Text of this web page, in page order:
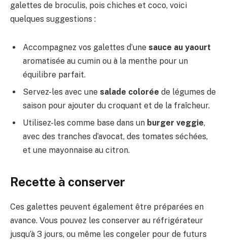
galettes de broculis, pois chiches et coco, voici
quelques suggestions :
Accompagnez vos galettes d’une sauce au yaourt
aromatisée au cumin ou à la menthe pour un
équilibre parfait.
Servez-les avec une salade colorée de légumes de
saison pour ajouter du croquant et de la fraîcheur.
Utilisez-les comme base dans un burger veggie,
avec des tranches d’avocat, des tomates séchées,
et une mayonnaise au citron.
Recette à conserver
Ces galettes peuvent également être préparées en
avance. Vous pouvez les conserver au réfrigérateur
jusqu’à 3 jours, ou même les congeler pour de futurs